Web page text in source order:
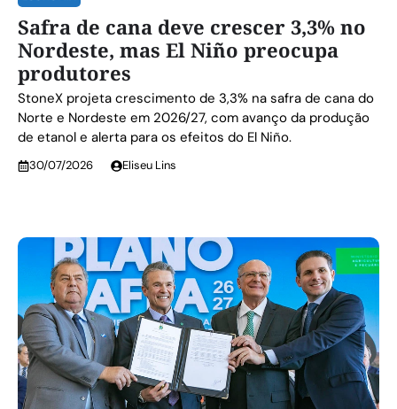
Safra de cana deve crescer 3,3% no
Nordeste, mas El Niño preocupa
produtores
StoneX projeta crescimento de 3,3% na safra de cana do
Norte e Nordeste em 2026/27, com avanço da produção
de etanol e alerta para os efeitos do El Niño.
30/07/2026 Eliseu Lins